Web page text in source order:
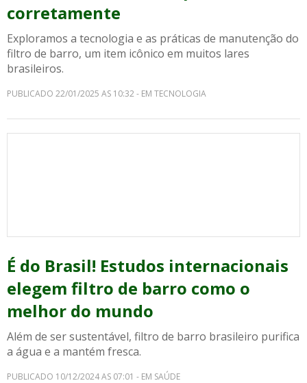
corretamente
Exploramos a tecnologia e as práticas de manutenção do
filtro de barro, um item icônico em muitos lares
brasileiros.
PUBLICADO 22/01/2025 AS 10:32 - EM TECNOLOGIA
É do Brasil! Estudos internacionais
elegem filtro de barro como o
melhor do mundo
Além de ser sustentável, filtro de barro brasileiro purifica
a água e a mantém fresca.
PUBLICADO 10/12/2024 AS 07:01 - EM SAÚDE